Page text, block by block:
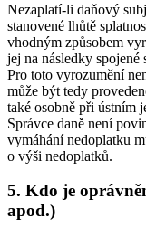
Nezaplatí-li daňový
stanovené lhůtě
vhodným způsobem
jej na následky spojené
Pro toto vyrozumění
může být tedy
také osobně při ústním
Správce daně není
vymáhání nedoplatku
o výši nedoplatků.
5. Kdo je
apod.)